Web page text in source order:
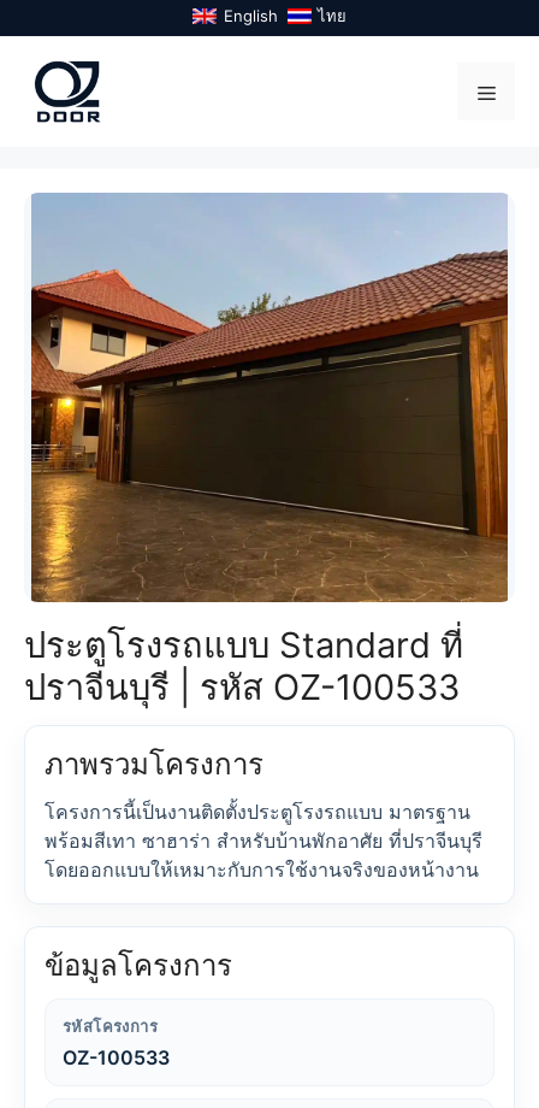
to
content
English ไทย
ประตูโรงรถแบบ Standard ที่
ปราจีนบุรี | รหัส OZ-100533
ภาพรวมโครงการ
โครงการนี้เป็นงานติดตั้งประตูโรงรถแบบ มาตรฐาน
พร้อมสีเทา ซาฮาร่า สำหรับบ้านพักอาศัย ที่ปราจีนบุรี
โดยออกแบบให้เหมาะกับการใช้งานจริงของหน้างาน
ข้อมูลโครงการ
รหัสโครงการ
OZ-100533